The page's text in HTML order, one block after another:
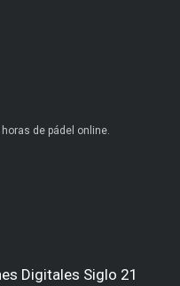
de pádel online.
Digitales Siglo 21